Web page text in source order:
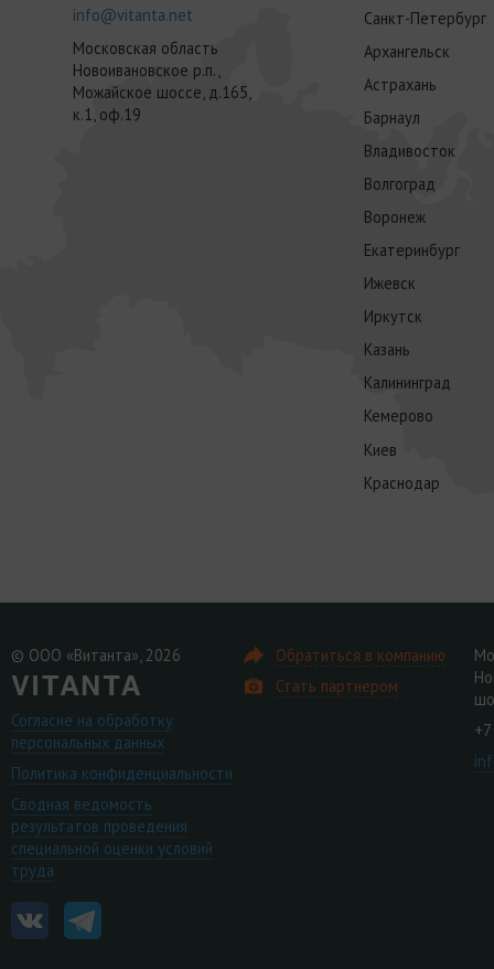
info@vitanta.net
Московская область
Новоивановское р.п.,
Можайское шоссе, д.165,
к.1, оф.19
Санкт-Петербург
Архангельск
Астрахань
Барнаул
Владивосток
Волгоград
Воронеж
Екатеринбург
Ижевск
Иркутск
Казань
Калининград
Кемерово
Киев
Краснодар
© ООО «Витанта», 2026
Согласие на обработку
персональных данных
Политика конфиденциальности
Сводная ведомость
результатов проведения
специальной оценки условий
труда
Обратиться в компанию
Стать партнером